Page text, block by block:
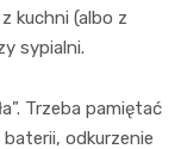
kuchni (albo z
sypialni.
Trzeba pamiętać
odkurzenie